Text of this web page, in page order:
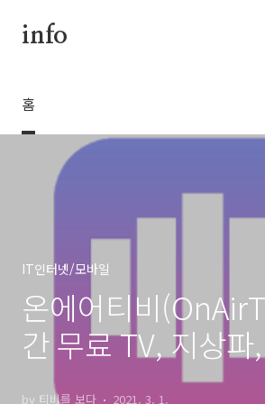
info
홈
IT인터넷/모바일
온에어티비
간 무료 TV, 지상
이블 방송
by 티비를 보다 2021. 3. 1.